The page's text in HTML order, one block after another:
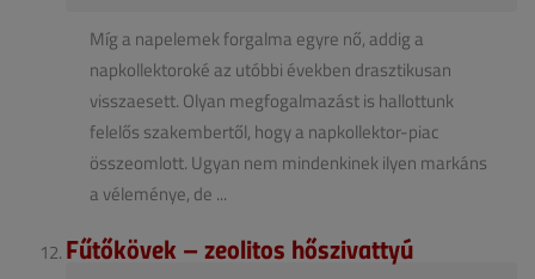
Míg a napelemek forgalma egyre nő, addig a
napkollektoroké az utóbbi években drasztikusan
visszaesett. Olyan megfogalmazást is hallottunk
felelős szakembertől, hogy a napkollektor-piac
összeomlott. Ugyan nem mindenkinek ilyen markáns
a véleménye, de ...
Fűtőkövek – zeolitos hőszivattyú